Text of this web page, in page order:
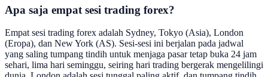
Apa saja empat sesi trading forex?
Empat sesi trading forex adalah Sydney, Tokyo (Asia), London
(Eropa), dan New York (AS). Sesi-sesi ini berjalan pada jadwal
yang saling tumpang tindih untuk menjaga pasar tetap buka 24 jam
sehari, lima hari seminggu, seiring hari trading bergerak mengelilingi